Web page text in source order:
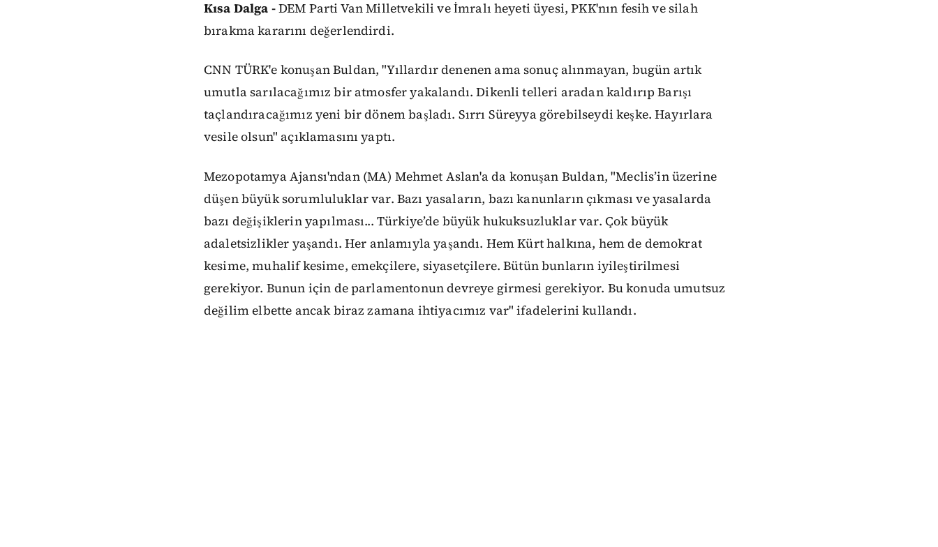
Kısa Dalga -DEM Parti Van Milletvekili ve İmralı heyeti üyesi, PKK'nın fesih ve silah
bırakma kararını değerlendirdi.
CNN TÜRK'e konuşan Buldan, "Yıllardır denenen ama sonuç alınmayan, bugün artık
umutla sarılacağımız bir atmosfer yakalandı. Dikenli telleri aradan kaldırıp Barışı
taçlandıracağımız yeni bir dönem başladı. Sırrı Süreyya görebilseydi keşke. Hayırlara
vesile olsun" açıklamasını yaptı.
Mezopotamya Ajansı'ndan (MA) Mehmet Aslan'a da konuşan Buldan, "Meclis’in üzerine
düşen büyük sorumluluklar var. Bazı yasaların, bazı kanunların çıkması ve yasalarda
bazı değişiklerin yapılması... Türkiye’de büyük hukuksuzluklar var. Çok büyük
adaletsizlikler yaşandı. Her anlamıyla yaşandı. Hem Kürt halkına, hem de demokrat
kesime, muhalif kesime, emekçilere, siyasetçilere. Bütün bunların iyileştirilmesi
gerekiyor. Bunun için de parlamentonun devreye girmesi gerekiyor. Bu konuda umutsuz
değilim elbette ancak biraz zamana ihtiyacımız var" ifadelerini kullandı.